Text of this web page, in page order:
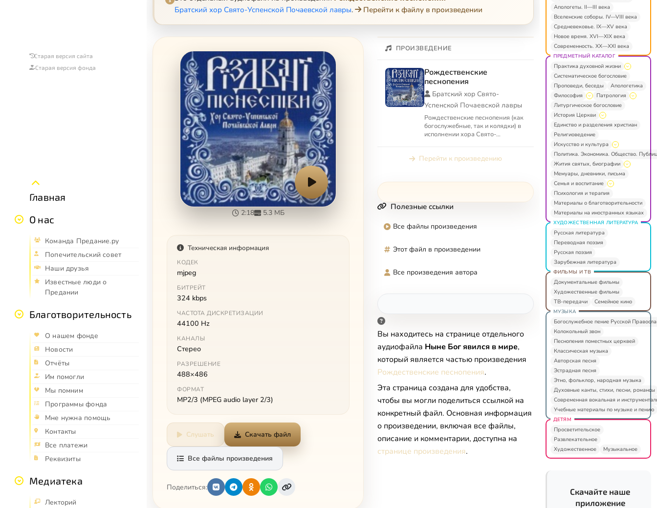
Старая версия сайта
Старая версия фонда
Главная
О нас
Команда Предание.ру
Попечительский совет
Наши друзья
Известные люди о
Предании
Благотворительность
О нашем фонде
Новости
Отчёты
Им помогли
Мы помним
Программы фонда
Мне нужна помощь
Контакты
Все платежи
Реквизиты
Медиатека
Лекторий
Братский хор Свято-Успенской Почаевской лавры. Перейти к файлу в произведении
2:18 5.3 МБ
Техническая информация
КОДЕК
mjpeg
БИТРЕЙТ
324 kbps
ЧАСТОТА ДИСКРЕТИЗАЦИИ
44100 Hz
КАНАЛЫ
Стерео
РАЗРЕШЕНИЕ
488×486
ФОРМАТ
MP2/3 (MPEG audio layer 2/3)
Слушать Скачать файл
Все файлы произведения
Поделиться:
ПРОИЗВЕДЕНИЕ
Рождественские
песнопения
Братский хор Свято-
Успенской Почаевской лавры
Рождественские песнопения (как
богослужебные, так и колядки) в
исполнении хора Свято-
Перейти к произведению
Полезные ссылки
Все файлы произведения
Этот файл в произведении
Все произведения автора
Вы находитесь на странице отдельного
аудиофайла Ныне Бог явился в мире,
который является частью произведения
Рождественские песнопения.
Эта страница создана для удобства,
чтобы вы могли поделиться ссылкой на
конкретный файл. Основная информация
о произведении, включая все файлы,
описание и комментарии, доступна на
странице произведения.
Апологеты. II—III века
Вселенские соборы. IV—VIII века
Средневековье. IX—XV века
Новое время. XVI—XIX века
Современность. XX—XXI века
ПРЕДМЕТНЫЙ КАТАЛОГ
Практика духовной жизни
Систематическое богословие
Проповеди, беседы
Апологетика
Философия
Патрология
Литургическое богословие
История Церкви
Единство и разделения христиан
Религиоведение
Искусство и культура
Политика. Экономика. Общество.
Жития святых, биографии
Мемуары, дневники, письма
Семья и воспитание
Психология и терапия
Материалы о благотворительности
Материалы на иностранных языках
ХУДОЖЕСТВЕННАЯ ЛИТЕРАТУРА
Русская литература
Переводная поэзия
Русская поэзия
Зарубежная литература
ФИЛЬМЫ И ТВ
Документальные фильмы
Художественные фильмы
ТВ-передачи
Семейное кино
МУЗЫКА
Богослужебное пение Русской
Колокольный звон
Песнопения поместных церквей
Классическая музыка
Авторская песня
Эстрадная песня
Этно, фольклор, народная музыка
Духовные канты, стихи, песни, романсы
Современная вокальная и
Учебные материалы по музыке и пению
ДЕТЯМ
Просветительское
Развлекательное
Художественное
Музыкальное
Скачайте наше
приложение